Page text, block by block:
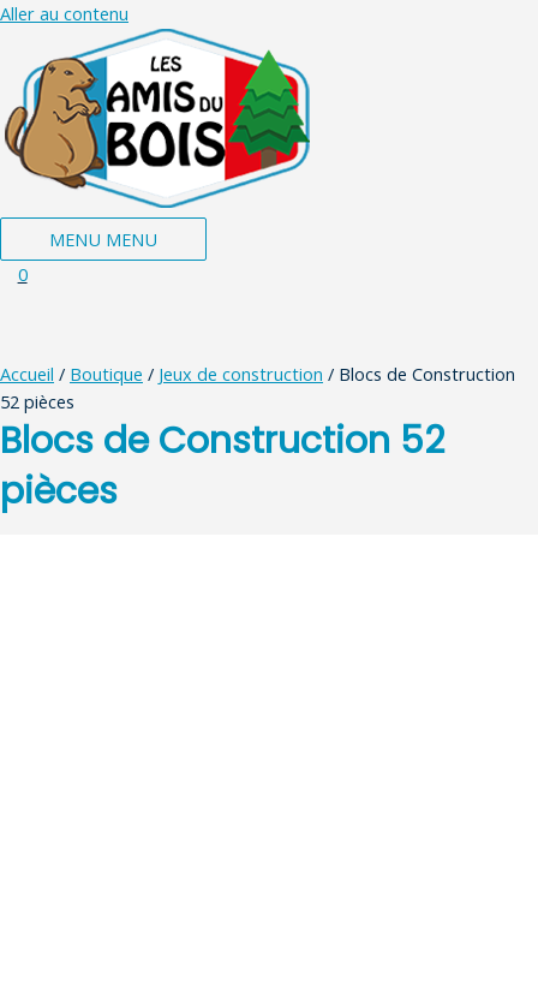
Aller au contenu
MENU MENU
0
Accueil / Boutique / Jeux de construction / Blocs de Construction
52 pièces
Blocs de Construction 52
pièces